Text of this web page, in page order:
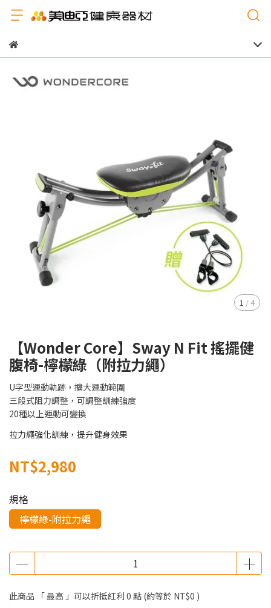
1 / 4
【Wonder Core】Sway N Fit 搖擺健
腹椅-檸檬綠（附拉力繩）
U字型運動軌跡，擴大運動範圍
三段式阻力調整，可調整訓練強度
20種以上運動可變換
拉力繩強化訓練，提升健身效果
NT$2,980
規格
檸檬綠-附拉力繩
此商品 「 最高 」可以折抵紅利 0 點 (約等於 NT$0 )